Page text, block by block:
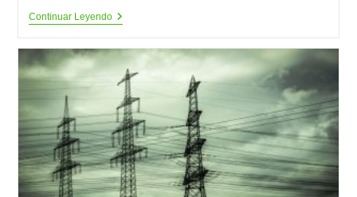
Continuar LeyendoAutoconsumo
Herramienta
Clave
Para
Una
Energía
Más
Limpia,
Barata
Y
Justa